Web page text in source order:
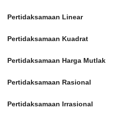
Pertidaksamaan Linear
Pertidaksamaan Kuadrat
Pertidaksamaan Harga Mutlak
Pertidaksamaan Rasional
Pertidaksamaan Irrasional